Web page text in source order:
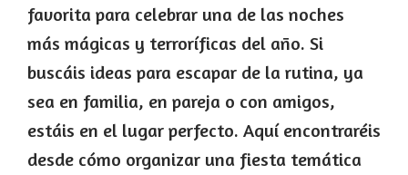
favorita para celebrar una de las noches
más mágicas y terroríficas del año. Si
buscáis ideas para escapar de la rutina, ya
sea en familia, en pareja o con amigos,
estáis en el lugar perfecto. Aquí encontraréis
desde cómo organizar una fiesta temática